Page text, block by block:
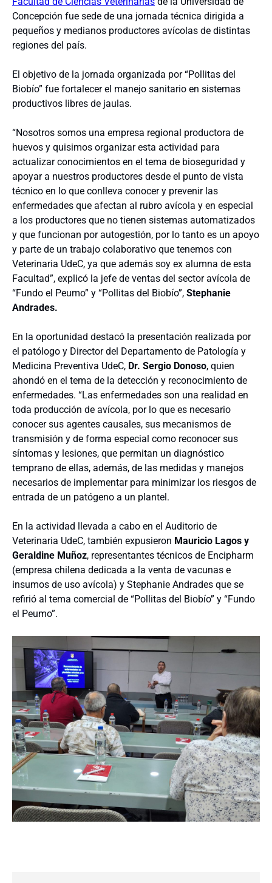
Concepción fue sede de una jornada técnica dirigida a
pequeños y medianos productores avícolas de distintas
regiones del país.
El objetivo de la jornada organizada por “Pollitas del
Biobío” fue fortalecer el manejo sanitario en sistemas
productivos libres de jaulas.
“Nosotros somos una empresa regional productora de
huevos y quisimos organizar esta actividad para
actualizar conocimientos en el tema de bioseguridad y
apoyar a nuestros productores desde el punto de vista
técnico en lo que conlleva conocer y prevenir las
enfermedades que afectan al rubro avícola y en especial
a los productores que no tienen sistemas automatizados
y que funcionan por autogestión, por lo tanto es un apoyo
y parte de un trabajo colaborativo que tenemos con
Veterinaria UdeC, ya que además soy ex alumna de esta
Facultad”, explicó la jefe de ventas del sector avícola de
“Fundo el Peumo” y “Pollitas del Biobío”, Stephanie
Andrades.
En la oportunidad destacó la presentación realizada por
el patólogo y Director del Departamento de Patología y
Medicina Preventiva UdeC, Dr. Sergio Donoso, quien
ahondó en el tema de la detección y reconocimiento de
enfermedades. “Las enfermedades son una realidad en
toda producción de avícola, por lo que es necesario
conocer sus agentes causales, sus mecanismos de
transmisión y de forma especial como reconocer sus
síntomas y lesiones, que permitan un diagnóstico
temprano de ellas, además, de las medidas y manejos
necesarios de implementar para minimizar los riesgos de
entrada de un patógeno a un plantel.
En la actividad llevada a cabo en el Auditorio de
Veterinaria UdeC, también expusieron Mauricio Lagos y
Geraldine Muñoz, representantes técnicos de Encipharm
(empresa chilena dedicada a la venta de vacunas e
insumos de uso avícola) y Stephanie Andrades que se
refirió al tema comercial de “Pollitas del Biobío” y “Fundo
el Peumo”.